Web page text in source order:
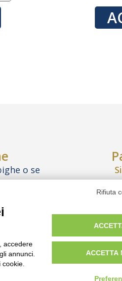
o se
LE CONFEZIONI POTREBBERO
TERMINI E
Rifiuta
accedere
annunci.
ACCETTA